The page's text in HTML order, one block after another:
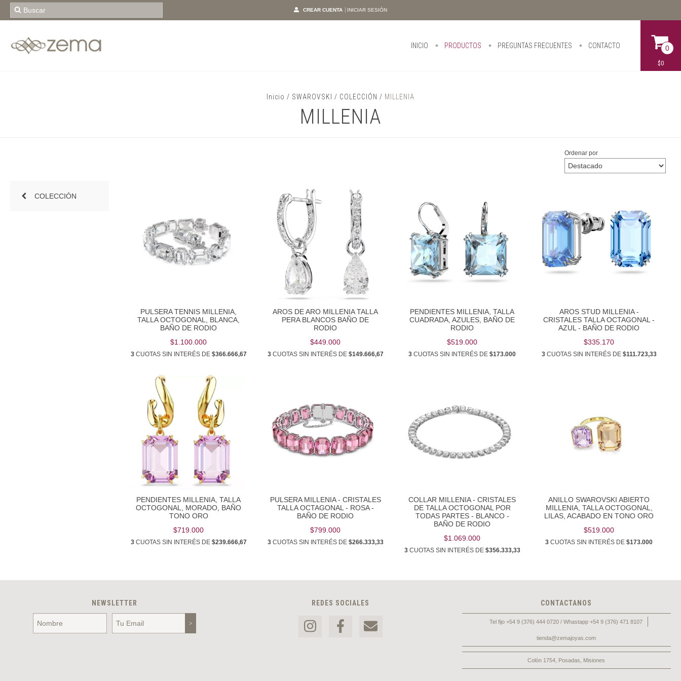
CREAR CUENTA INICIAR SESIÓN
INICIO PRODUCTOS PREGUNTAS FRECUENTES CONTACTO 0
$0
Inicio / SWAROVSKI / COLECCIÓN / MILLENIA
MILLENIA
Ordenar por
COLECCIÓN
PULSERA TENNIS MILLENIA,
TALLA OCTOGONAL, BLANCA,
BAÑO DE RODIO
$1.100.000
3CUOTAS SIN INTERÉS DE $366.666,67
AROS DE ARO MILLENIA TALLA
PERA BLANCOS BAÑO DE
RODIO
$449.000
3CUOTAS SIN INTERÉS DE $149.666,67
PENDIENTES MILLENIA, TALLA
CUADRADA, AZULES, BAÑO DE
RODIO
$519.000
3 CUOTAS SIN INTERÉS DE$173.000
AROS STUD MILLENIA -
CRISTALES TALLA OCTAGONAL -
AZUL - BAÑO DE RODIO
$335.170
3CUOTAS SIN INTERÉS DE $111.723,33
PENDIENTES MILLENIA, TALLA
OCTOGONAL, MORADO, BAÑO
TONO ORO
$719.000
3CUOTAS SIN INTERÉS DE $239.666,67
PULSERA MILLENIA - CRISTALES
TALLA OCTAGONAL - ROSA -
BAÑO DE RODIO
$799.000
3CUOTAS SIN INTERÉS DE $266.333,33
COLLAR MILLENIA - CRISTALES
DE TALLA OCTOGONAL POR
TODAS PARTES - BLANCO -
BAÑO DE RODIO
$1.069.000
3CUOTAS SIN INTERÉS DE $356.333,33
ANILLO SWAROVSKI ABIERTO
MILLENIA, TALLA OCTOGONAL,
LILAS, ACABADO EN TONO ORO
$519.000
3 CUOTAS SIN INTERÉS DE$173.000
NEWSLETTER REDES SOCIALES CONTACTANOS
Tel fijo +54 9 (376) 444 0720 / Whastapp +54 9 (376) 471 8107
tienda@zemajoyas.com
Colón 1754, Posadas, Misiones